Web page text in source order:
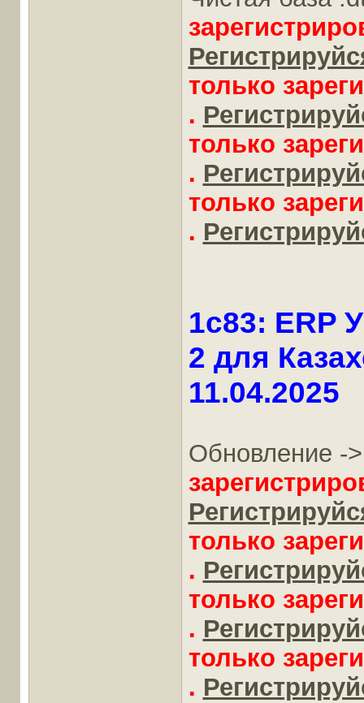
только
.
только
.
только
.
1c83: ERP
2 для
11.04.2025
Обновление -
только
.
только
.
только
.